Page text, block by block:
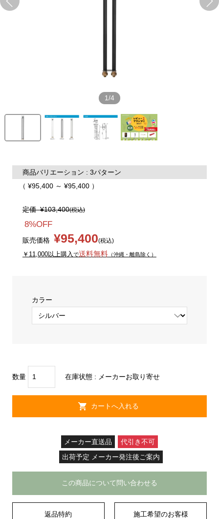
1/4
商品バリエーション : 3パターン
（ ¥95,400 ～ ¥95,400 ）
定価¥103,400(税込)
8%OFF
販売価格 ¥95,400(税込)
￥11,000以上購入 で送料無料（沖縄・離島除く）
カラー
数量 在庫状態 : メーカーお取り寄せ
メーカー直送品
代引き不可
出荷予定 メーカー発注後ご案内
この商品について問い合わせる
返品特約 施工希望のお客様